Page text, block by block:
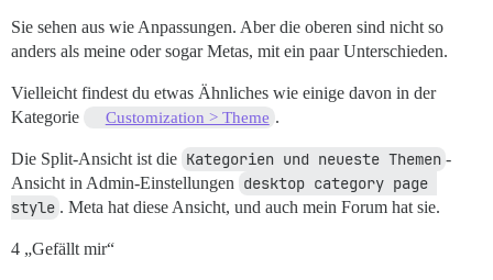
Sie sehen aus wie Anpassungen. Aber die oberen sind nicht so
anders als meine oder sogar Metas, mit ein paar Unterschieden.
Vielleicht findest du etwas Ähnliches wie einige davon in der
Kategorie
Customization > Theme .
Die Split-Ansicht ist die Kategorien und neueste Themen -
Ansicht in Admin-Einstellungen desktop category page
style . Meta hat diese Ansicht, und auch mein Forum hat sie.
4 „Gefällt mir“